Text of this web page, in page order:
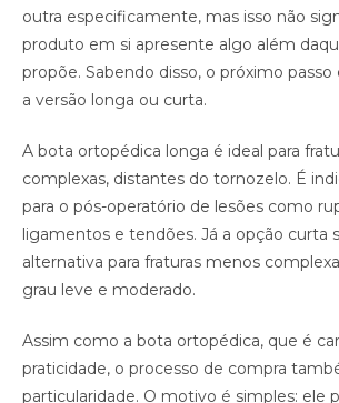
outra especificamente, mas isso não
produto em si apresente algo além
propõe. Sabendo disso, o próximo
a versão longa ou curta.
A bota ortopédica longa é ideal para
complexas, distantes do tornozelo. É
para o pós-operatório de lesões como
ligamentos e tendões. Já a opção curta
alternativa para fraturas menos
grau leve e moderado.
Assim como a bota ortopédica, que é
praticidade, o processo de compra
particularidade. O motivo é simples: ele